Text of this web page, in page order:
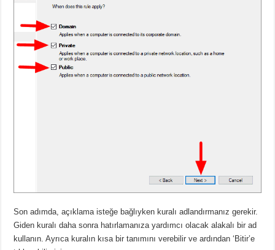
Son adımda, açıklama isteğe bağlıyken kuralı adlandırmanız gerekir.
Giden kuralı daha sonra hatırlamanıza yardımcı olacak alakalı bir ad
kullanın. Ayrıca kuralın kısa bir tanımını verebilir ve ardından ‘Bitir’e